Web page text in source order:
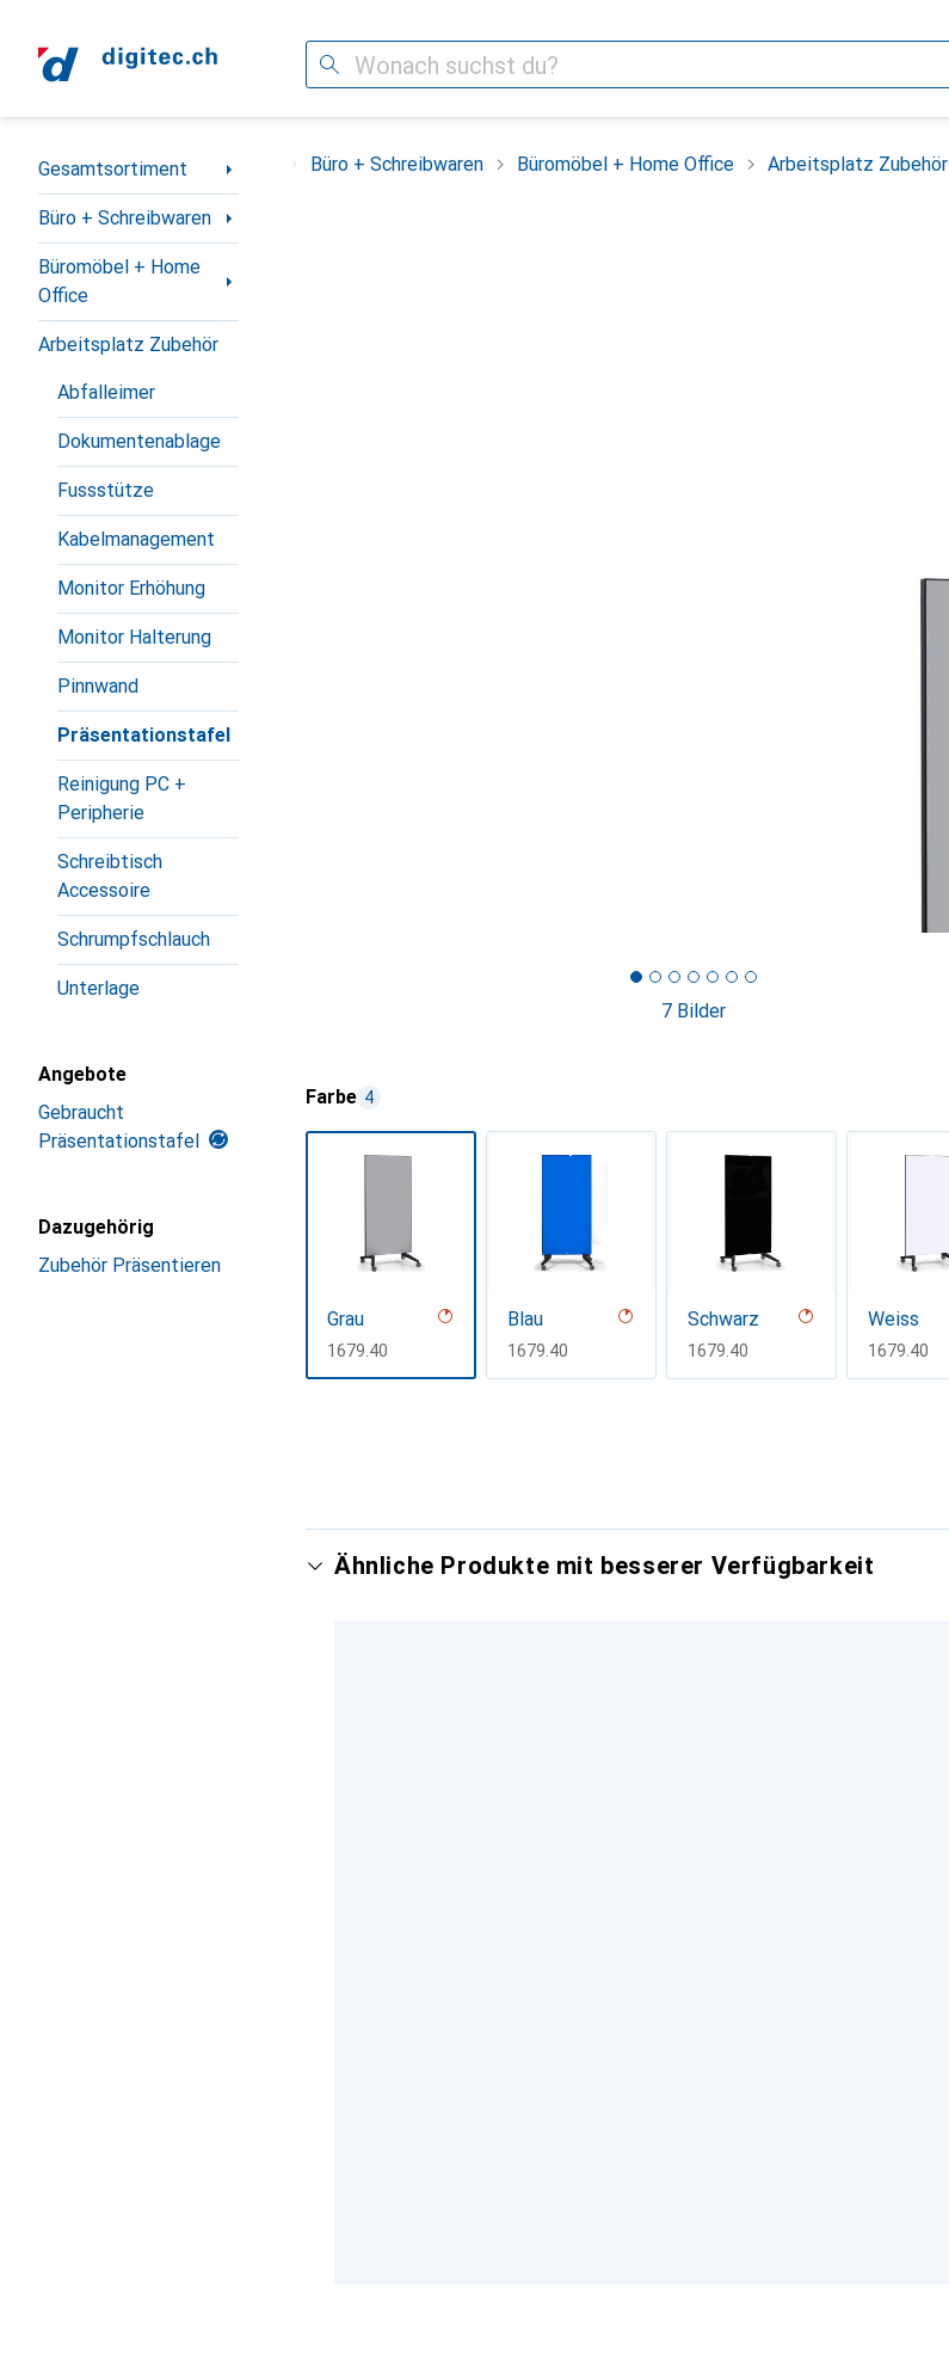
Suche
Navigation nach Kategorien
Gesamtsortiment
Büro + Schreibwaren
Büromöbel + Home
Office
Arbeitsplatz Zubehör
Abfalleimer
Dokumentenablage
Fussstütze
Kabelmanagement
Monitor Erhöhung
Monitor Halterung
Pinnwand
Präsentationstafel
Reinigung PC +
Peripherie
Schreibtisch
Accessoire
Schrumpfschlauch
Unterlage
Angebote
Gebraucht
Präsentationstafel
Dazugehörig
Zubehör Präsentieren
Gesamtsortiment Büro + Schreibwaren Büromöbel + Home Office Arbeitsplatz Zubehör
7 Bilder
Farbe 4
Grau
CHF
1679.40
Blau
CHF
1679.40
Schwarz
CHF
1679.40
Weiss
CHF
1679.40
Ähnliche Produkte mit besserer Verfügbarkeit